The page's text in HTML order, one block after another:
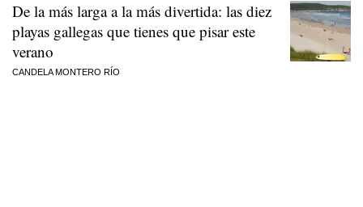
De la más larga a la más divertida: las diez
playas gallegas que tienes que pisar este
verano
CANDELA MONTERO RÍO